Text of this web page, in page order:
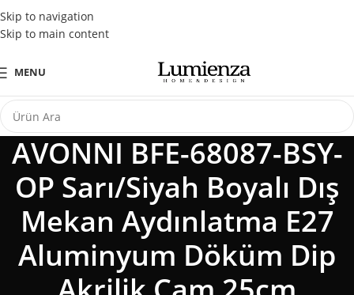
Skip to navigation
Skip to main content
Tüm Kredi Kartlarına Peşin Fiyatına 3 Taksit Fırsatı
MENU
AVONNI BFE-68087-BSY-
OP Sarı/Siyah Boyalı Dış
Mekan Aydınlatma E27
Aluminyum Döküm Dip